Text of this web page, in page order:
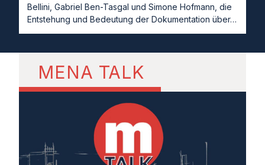
Bellini, Gabriel Ben-Tasgal und Simone Hofmann, die
Entstehung und Bedeutung der Dokumentation über…
MENA TALK